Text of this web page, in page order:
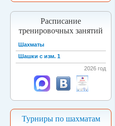
Расписание
тренировочных занятий
Шахматы
Шашки с изм. 1
2026 год
Турниры по шахматам